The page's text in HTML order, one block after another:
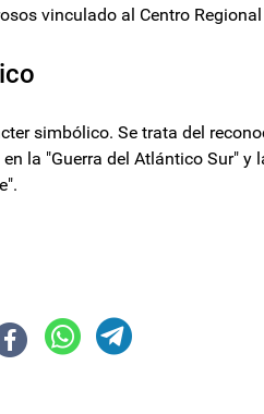
vinculado al Centro
simbólico. Se trata del
la "Guerra del Atlántico Sur" y
enfrentar embargos por el Cupón PBI
del Gran Premio Argentino